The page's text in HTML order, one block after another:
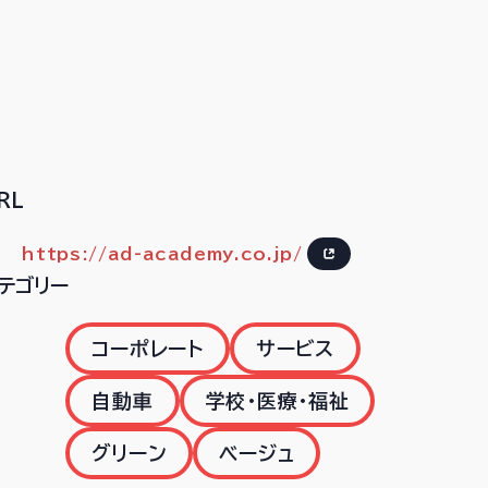
https://ad-academy.co.jp/
ゴリー
コーポレート サービス
自動車 学校・医療・福祉
グリーン ベージュ